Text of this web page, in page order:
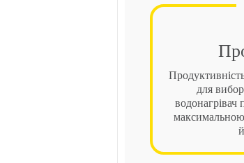
для
водонагрівач